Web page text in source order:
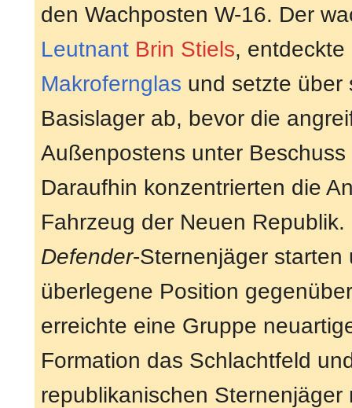
den Wachposten W-16. Der
Leutnant Brin Stiels, entdeckte
Makrofernglas und setzte
Basislager ab, bevor die
Außenpostens unter
Daraufhin konzentrierten die
Fahrzeug der Neuen
Defender-Sternenjäger
überlegene Position
erreichte eine Gruppe
Formation das Schlachtfeld
republikanischen